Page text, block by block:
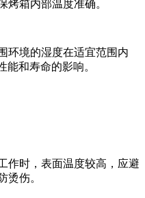
烤箱内部温度准确。
境的湿度在适宜范围内
能和寿命的影响。
时，表面温度较高，应避
烫伤。